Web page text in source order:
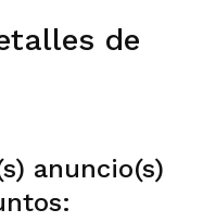
de
anuncio(s)